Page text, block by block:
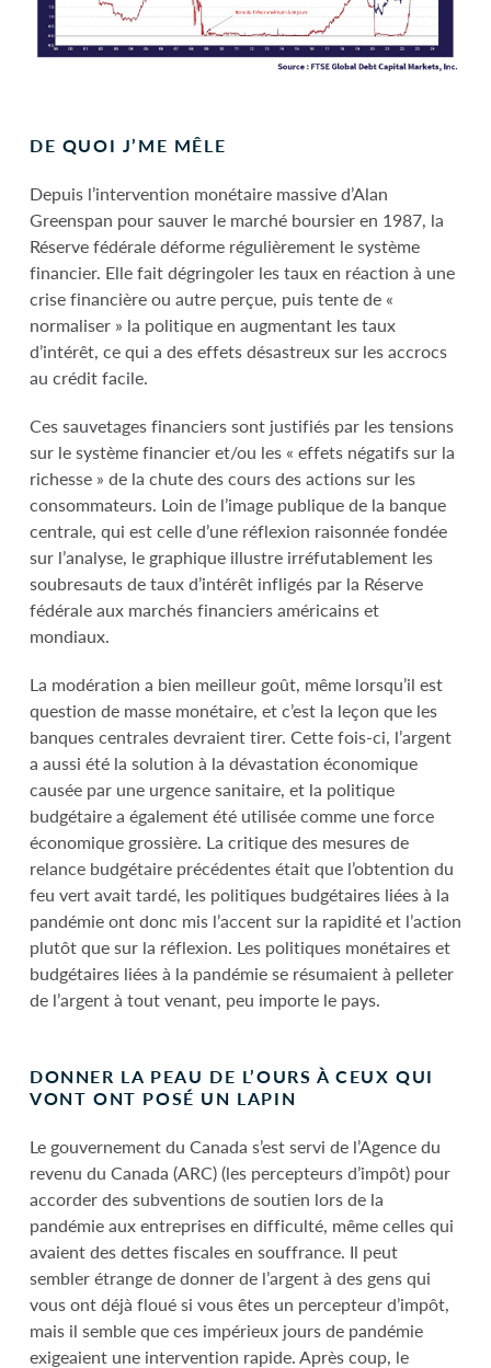
DE QUOI J’ME MÊLE
Depuis l’intervention monétaire massive d’Alan
Greenspan pour sauver le marché boursier en 1987, la
Réserve fédérale déforme régulièrement le système
financier. Elle fait dégringoler les taux en réaction à une
crise financière ou autre perçue, puis tente de «
normaliser » la politique en augmentant les taux
d’intérêt, ce qui a des effets désastreux sur les accrocs
au crédit facile.
Ces sauvetages financiers sont justifiés par les tensions
sur le système financier et/ou les « effets négatifs sur la
richesse » de la chute des cours des actions sur les
consommateurs. Loin de l’image publique de la banque
centrale, qui est celle d’une réflexion raisonnée fondée
sur l’analyse, le graphique illustre irréfutablement les
soubresauts de taux d’intérêt infligés par la Réserve
fédérale aux marchés financiers américains et
mondiaux.
La modération a bien meilleur goût, même lorsqu’il est
question de masse monétaire, et c’est la leçon que les
banques centrales devraient tirer. Cette fois-ci, l’argent
a aussi été la solution à la dévastation économique
causée par une urgence sanitaire, et la politique
budgétaire a également été utilisée comme une force
économique grossière. La critique des mesures de
relance budgétaire précédentes était que l’obtention du
feu vert avait tardé, les politiques budgétaires liées à la
pandémie ont donc mis l’accent sur la rapidité et l’action
plutôt que sur la réflexion. Les politiques monétaires et
budgétaires liées à la pandémie se résumaient à pelleter
de l’argent à tout venant, peu importe le pays.
DONNER LA PEAU DE L’OURS À CEUX QUI
VONT ONT POSÉ UN LAPIN
Le gouvernement du Canada s’est servi de l’Agence du
revenu du Canada (ARC) (les percepteurs d’impôt) pour
accorder des subventions de soutien lors de la
pandémie aux entreprises en difficulté, même celles qui
avaient des dettes fiscales en souffrance. Il peut
sembler étrange de donner de l’argent à des gens qui
vous ont déjà floué si vous êtes un percepteur d’impôt,
mais il semble que ces impérieux jours de pandémie
exigeaient une intervention rapide. Après coup, le